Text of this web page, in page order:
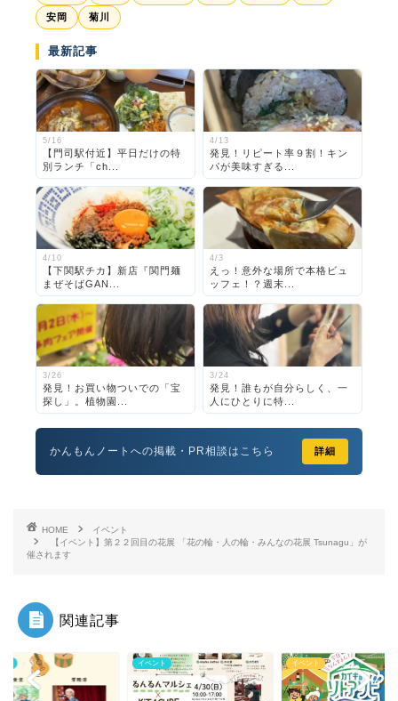
安岡 菊川
最新記事
5/16
【門司駅付近】平日だけの特
別ランチ「ch...
4/13
発見！リピート率９割！キン
パが美味すぎる...
4/10
【下関駅チカ】新店『関門麺
まぜそばGAN...
4/3
えっ！意外な場所で本格ビュ
ッフェ！？週末...
3/26
発見！お買い物ついでの「宝
探し」。植物園...
3/24
発見！誰もが自分らしく、一
人にひとりに特...
かんもんノートへの掲載・PR相談はこちら 詳細
HOME
イベント
【イベント】第２２回目の花展 「花の輪・人の輪・みんなの花展 Tsunagu」が
催されます
関連記事
イベント イベント